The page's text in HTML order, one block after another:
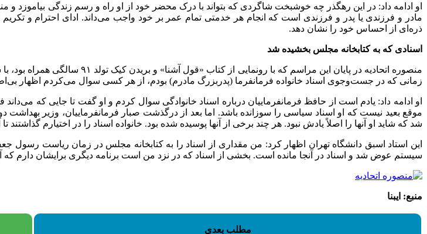
او ادامه داد: در این رهگذر چه خوشبخت شاگردی که بتواند با درک محضر خود از او راه و رسم زندگی بیاموزد
مادر و فرزندی یا پدر و فرزندی است که انجام هر خدمتی تمام عمر بر خود واجب می‌داند. ادای احترام و
ذره‌ای از احساس خود را نشان دهد.
اسنادی که به کتابخانه مجلس بخشیده شد
منصوره اتحادیه در پایان این
زمانی که در جست‌وجوی اسناد خانواده فرمانفرما (پدربزرگ مادرم) بودم، از هر کسی سوال می‌کردم اظهار
موقع بعید نیست که او اسناد سیاسی را سوزانده باشد. اما بعد از درگذشت صبار فرمانفرماییان، وزیر
شد که شاید او آنها را اصلاً یادش نبود. هر چند برخی از آنها پوسیده شده بود. خانواده اسناد را در اختیارم گذاشتند تا
این استاد اسبق دانشگاه تهران اظهار کرد: من مقداری از اسناد را به کتابخانه مجلس در زمان ریاست رسول
سیستم عوض شد و اسناد در آنجا مانده است. بخشی از اسناد که در نزد من است برنامه دیگری برایشان دارم که
منبع: ایبنا
مطلب بعدی